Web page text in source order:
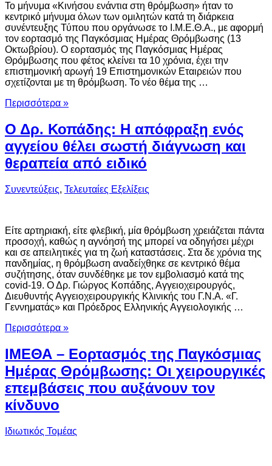
Το μήνυμα «Κινήσου ενάντια στη θρόμβωση» ήταν το
κεντρικό μήνυμα όλων των ομιλητών κατά τη διάρκεια
συνέντευξης Τύπου που οργάνωσε το Ι.Μ.Ε.Θ.Α., με αφορμή
τον εορτασμό της Παγκόσμιας Ημέρας Θρόμβωσης (13
Οκτωβρίου). Ο εορτασμός της Παγκόσμιας Ημέρας
Θρόμβωσης που φέτος κλείνει τα 10 χρόνια, έχει την
επιστημονική αρωγή 19 Επιστημονικών Εταιρειών που
σχετίζονται με τη θρόμβωση. Το νέο θέμα της …
Περισσότερα »
Ο Δρ. Κοπάδης: Η απόφραξη ενός
αγγείου θέλει σωστή διάγνωση και
θεραπεία από ειδικό
Συνεντεύξεις, Τελευταίες Εξελίξεις
Είτε αρτηριακή, είτε φλεβική, μία θρόμβωση χρειάζεται πάντα
προσοχή, καθώς η αγνόησή της μπορεί να οδηγήσει μέχρι
και σε απειλητικές για τη ζωή καταστάσεις. Στα δε χρόνια της
πανδημίας, η θρόμβωση αναδείχθηκε σε κεντρικό θέμα
συζήτησης, όταν συνδέθηκε με τον εμβολιασμό κατά της
covid-19. Ο Δρ. Γιώργος Κοπάδης, Αγγειοχειρουργός,
Διευθυντής Αγγειοχειρουργικής Κλινικής του Γ.Ν.Α. «Γ.
Γεννηματάς» και Πρόεδρος Ελληνικής Αγγειολογικής …
Περισσότερα »
ΙΜΕΘΑ – Εορτασμός της Παγκόσμιας
Ημέρας Θρόμβωσης: Οι χειρουργικές
επεμβάσεις που αυξάνουν τον
κίνδυνο
Ιδιωτικός Τομέας